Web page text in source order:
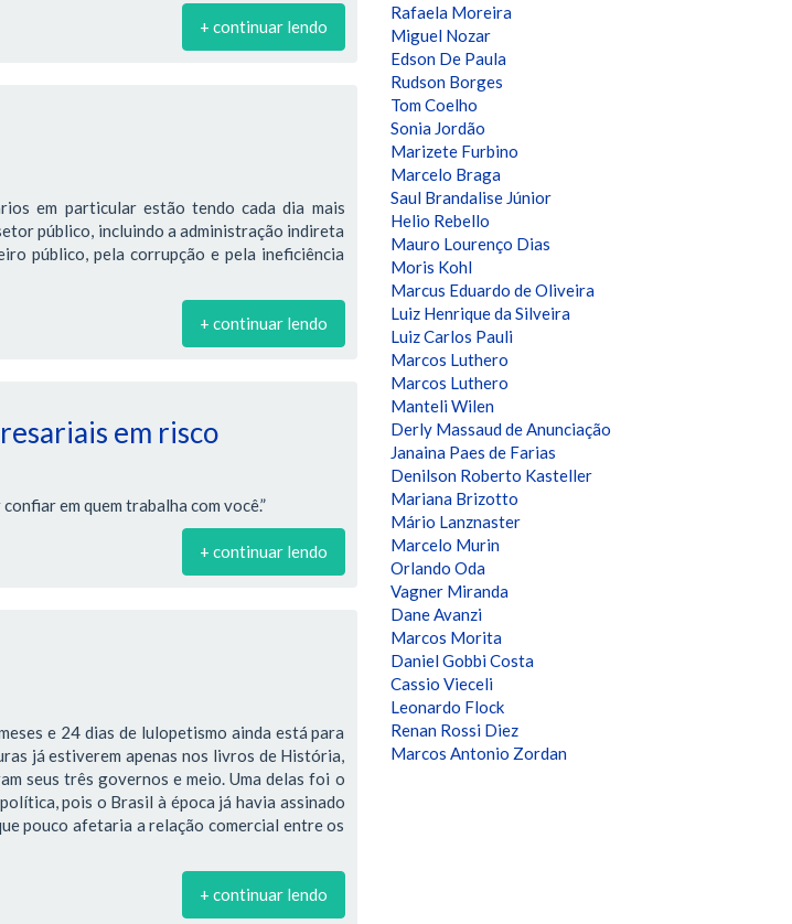
+ continuar lendo
em particular estão tendo cada dia mais
público, incluindo a administração indireta
público, pela corrupção e pela ineficiência
+ continuar lendo
em risco
em quem trabalha com você.”
+ continuar lendo
e 24 dias de lulopetismo ainda está para
já estiverem apenas nos livros de História,
seus três governos e meio. Uma delas foi o
pois o Brasil à época já havia assinado
pouco afetaria a relação comercial entre os
+ continuar lendo
Rafaela Moreira
Miguel Nozar
Edson De Paula
Rudson Borges
Tom Coelho
Sonia Jordão
Marizete Furbino
Marcelo Braga
Saul Brandalise Júnior
Helio Rebello
Mauro Lourenço Dias
Moris Kohl
Marcus Eduardo de Oliveira
Luiz Henrique da Silveira
Luiz Carlos Pauli
Marcos Luthero
Marcos Luthero
Manteli Wilen
Derly Massaud de Anunciação
Janaina Paes de Farias
Denilson Roberto Kasteller
Mariana Brizotto
Mário Lanznaster
Marcelo Murin
Orlando Oda
Vagner Miranda
Dane Avanzi
Marcos Morita
Daniel Gobbi Costa
Cassio Vieceli
Leonardo Flock
Renan Rossi Diez
Marcos Antonio Zordan